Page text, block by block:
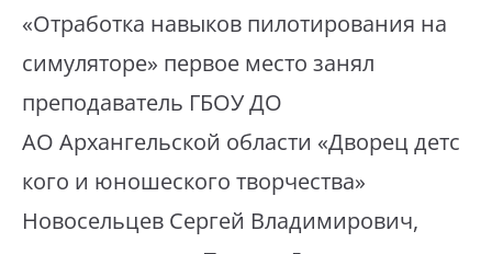
«Отработка навыков пилотирования на
симуляторе» первое место занял
преподаватель ГБОУ ДО
АО Архангельской области «Дворец детс
кого и юношеского творчества»
Новосельцев Сергей Владимирович,